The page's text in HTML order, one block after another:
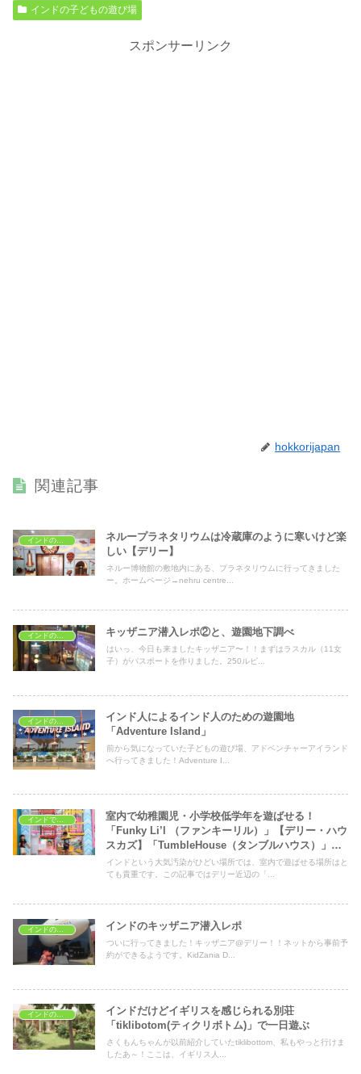
インドの子どもの遊び場
スポンサーリンク
hokkorijapan
関連記事
ネループラネタリウムは冷蔵庫のように寒いけど楽
しい【デリー】
ネルー博物館の敷地内にある、プラネタリウムに行ってきました
ー。ホームページ→nehru centre...
キッザニア潜入レポ②と、遊園地下調べ
はいっ、今日も来ましたキッザニア〜！！まずはラスカル（11女
子）がパスポートを作りました。250ルピ...
インド人によるインド人のための遊園地
「Adventure Island」
前から気になっていた子どもの遊び場、アドベンチャーアイランド
へ行ってきました！Adventure I...
室内で幼稚園児・小学校低学年を遊ばせる！
「Funky Li’l （ファンキーリル）」【デリー・ハウ
スカズ】「TumbleHouse（タンブルハウス）」
【デリー・ディフェンスコロニー】2023年情報更
新
インドという大気汚染がひどい場所では、室内で遊ばせる場所はと
ても貴重です。この記事ではデリー近辺の「...
インドのキッザニア潜入レポ
ついに行ってきました！キッザニア@デリー！！ネットから事前予
約ができるようです。KidZania D...
インドの子どもの遊び場
インドだけどイギリスを感じられる別荘
「tiklibotom(ティクリボトム)」で一日遊ぶ
さくもんちゃんが以前紹介していたtiklibottom、私もやっと行けま
したあ～！ここは、イギリス人...